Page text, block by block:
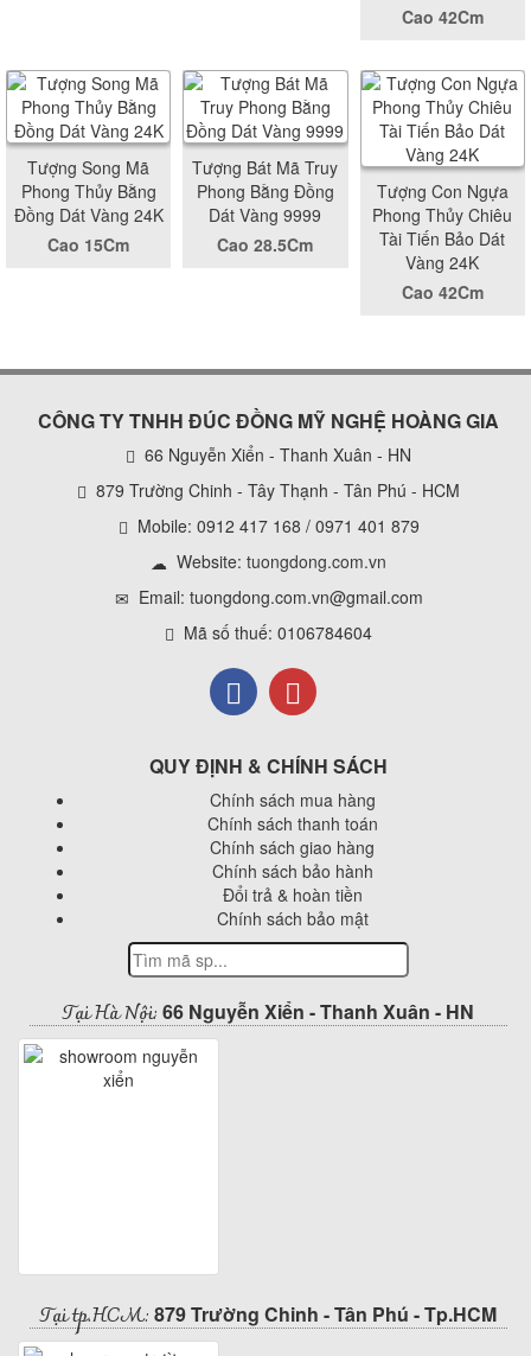
Cao 42Cm
Tượng Song Mã
Phong Thủy Bằng
Đồng Dát Vàng 24K
Cao 15Cm
Tượng Bát Mã Truy
Phong Bằng Đồng
Dát Vàng 9999
Cao 28.5Cm
Tượng Con Ngựa
Phong Thủy Chiêu
Tài Tiến Bảo Dát
Vàng 24K
Cao 42Cm
CÔNG TY TNHH ĐÚC ĐỒNG MỸ NGHỆ HOÀNG GIA
66 Nguyễn Xiển - Thanh Xuân - HN
879 Trường Chinh - Tây Thạnh - Tân Phú - HCM
Mobile: 0912 417 168 / 0971 401 879
Website: tuongdong.com.vn
Email: tuongdong.com.vn@gmail.com
Mã số thuế: 0106784604
QUY ĐỊNH & CHÍNH SÁCH
Chính sách mua hàng
Chính sách thanh toán
Chính sách giao hàng
Chính sách bảo hành
Đổi trả & hoàn tiền
Chính sách bảo mật
Tại Hà Nội: 66 Nguyễn Xiển - Thanh Xuân - HN
Tại tp.HCM: 879 Trường Chinh - Tân Phú - Tp.HCM